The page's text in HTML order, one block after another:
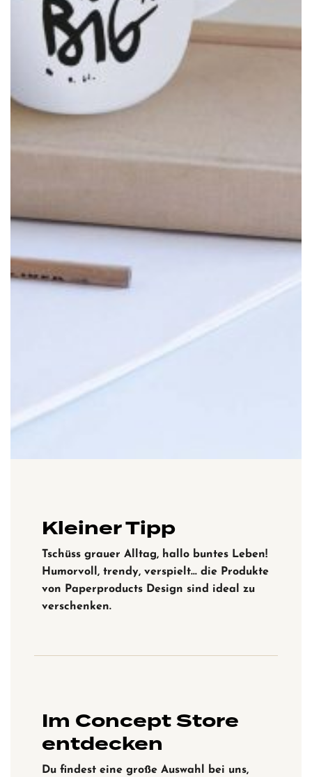
Kleiner Tipp
Tschüss grauer Alltag, hallo buntes Leben!
Humorvoll, trendy, verspielt… die Produkte
von Paperproducts Design sind ideal zu
verschenken.
Im Concept Store
entdecken
Du findest eine große Auswahl bei uns,